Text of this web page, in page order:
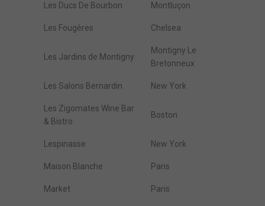
Les Ducs De Bourbon Montluçon
Les Fougères Chelsea
Les Jardins de Montigny
Montigny Le
Bretonneux
Les Salons Bernardin New York
Les Zigomates Wine Bar
& Bistro
Boston
Lespinasse New York
Maison Blanche Paris
Market Paris